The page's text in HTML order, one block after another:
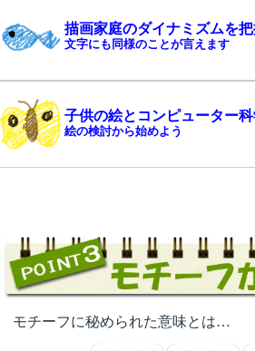
描画家庭のダイナミズムを
文字にも同様のことが言えます
子供の絵とコンピューター
絵の検討から始めよう
モチーフに秘められた意味とは…